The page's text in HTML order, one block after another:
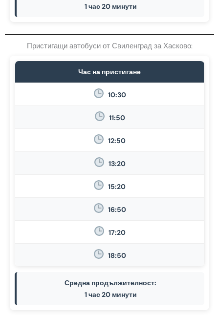
1 час 20 минути
Пристигащи автобуси от Свиленград за Хасково:
Час на пристигане
10:30
11:50
12:50
13:20
15:20
16:50
17:20
18:50
Средна продължителност:
1 час 20 минути